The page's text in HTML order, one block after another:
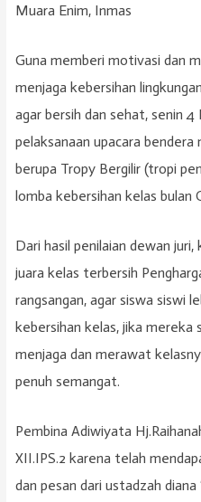
Muara Enim, Inmas
Guna memberi motivasi dan
menjaga kebersihan
agar bersih dan sehat, senin
pelaksanaan upacara
berupa Tropy Bergilir (tropi
lomba kebersihan kelas bulan
Dari hasil penilaian dewan juri,
juara kelas terbersih
rangsangan, agar siswa siswi
kebersihan kelas, jika mereka
menjaga dan merawat
penuh semangat.
Pembina Adiwiyata
XII.IPS.2 karena telah
dan pesan dari ustadzah